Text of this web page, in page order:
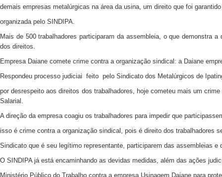
demais empresas metalúrgicas na área da usina, um direito que foi
organizada pelo SINDIPA.
Mais de 500 trabalhadores participaram da assembleia, o que demonstra
dos direitos.
Empresa Daiane comete crime contra a organização sindical: a Daiane
Respondeu processo judiciai feito pelo Sindicato dos Metalúrgicos de
por desrespeito aos direitos dos trabalhadores, hoje cometeu mais um
Salarial.
A direção da empresa coagiu os trabalhadores para impedir que
isso é crime contra a organização sindical, pois é direito dos trabalhadores
Sindicato que é seu legítimo representante, participarem das assembleias
O SINDIPA já está encaminhando as devidas medidas, além das ações
Ministério Público do Trabalho contra a empresa Usinagem Daiane para